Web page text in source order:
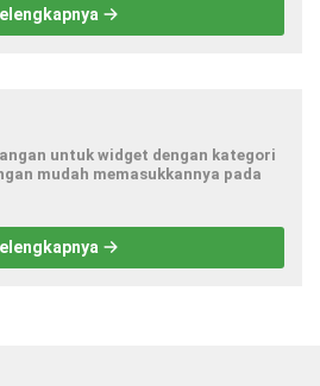
untuk widget dengan kategori
mudah memasukkannya pada